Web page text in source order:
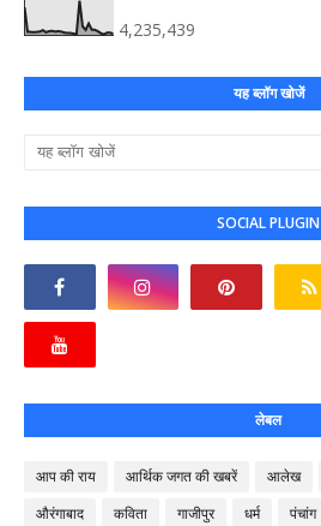
4,235,439
यह ब्लॉग खोजें
SOCIAL PLUGIN
लेबल
आप की राय आर्थिक जगत की खबरें आलेख
औरंगाबाद
कविता गाजीपुर धर्म पंचांग